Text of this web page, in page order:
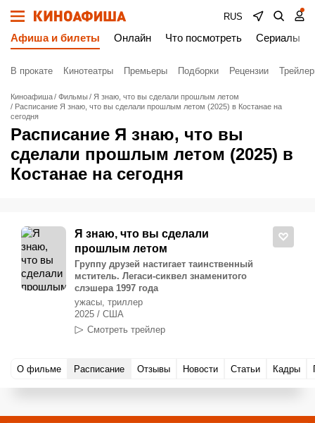
RUS
Афиша и билеты Онлайн Что посмотреть Сериалы
В прокате Кинотеатры Премьеры Подборки Рецензии
Киноафиша Фильмы
Я знаю, что вы сделали прошлым летом
Расписание Я знаю, что вы сделали прошлым летом (2025) в Костанае на
сегодня
Расписание Я знаю, что вы
сделали прошлым летом (2025) в
Костанае на сегодня
Я знаю, что вы сделали
прошлым летом
Группу друзей настигает таинственный
мститель. Легаси-сиквел знаменитого
слэшера 1997 года
ужасы, триллер
2025 / США
Смотреть трейлер
О фильме Расписание Отзывы Новости Статьи Кадры